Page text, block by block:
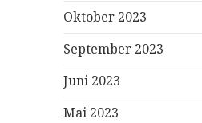
Oktober 2023
September 2023
Juni 2023
Mai 2023